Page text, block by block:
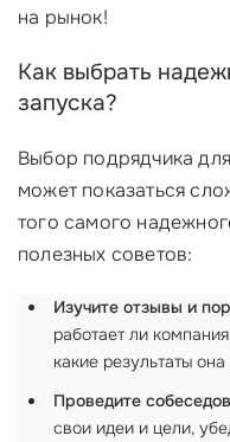
на рынок!
Как выбрать
запуска?
Выбор подрядчика
может показаться
того самого
полезных советов:
Изучите отзывы и
работает ли
какие результаты
Проведите
свои идеи и цели,